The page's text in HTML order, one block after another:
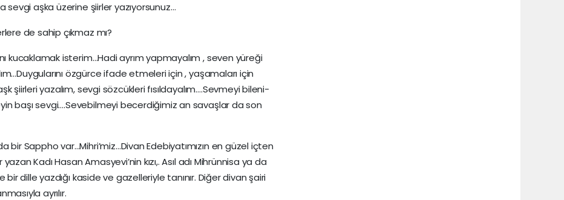
sevgi aşka üzerine şiirler yazıyorsunuz…
de sahip çıkmaz mı?
kucaklamak isterim…Hadi ayrım yapmayalım , seven yüreği
özgürce ifade etmeleri için , yaşamaları için
şiirleri yazalım, sevgi sözcükleri fısıldayalım….Sevmeyi bileni-
başı sevgi….Sevebilmeyi becerdiğimiz an savaşlar da son
bir Sappho var…Mihri’miz…Divan Edebiyatımızın en güzel içten
Kadı Hasan Amasyevi’nin kızı,. Asıl adı Mihrünnisa ya da
dille yazdığı kaside ve gazelleriyle tanınır. Diğer divan şairi
ayrılır.